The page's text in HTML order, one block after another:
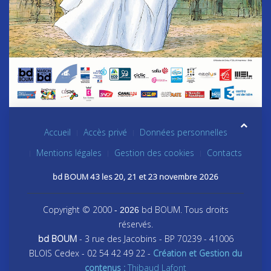
Accueil Accès privé
Données personnelles
Mentions légales
Gestion des cookies Contacts
bd BOUM 43 les 20, 21 et 23 novembre 2026
Copyright © 2000- 2026 bd BOUM. Tous droits
réservés.
bd BOUM- 3 rue des Jacobins - BP 70239 - 41006
BLOIS Cedex - 02 54 42 49 22 - Création et Gestion du
contenus : Thibaud Lafont